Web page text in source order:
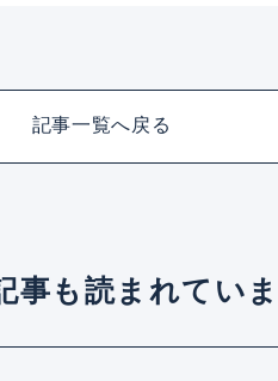
記事一覧へ戻る
事も読まれてい